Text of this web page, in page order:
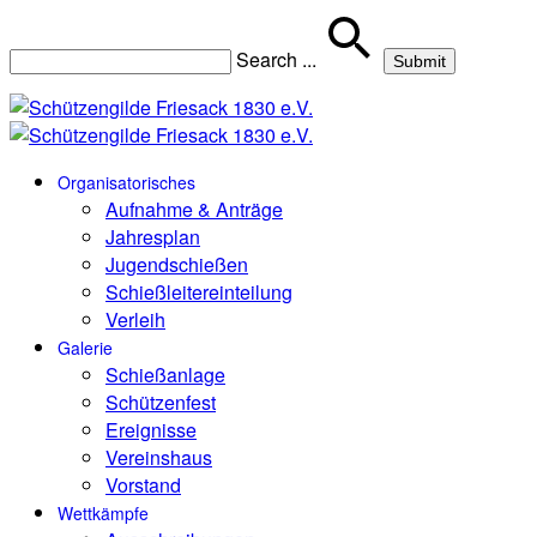
Search ...
Organisatorisches
Aufnahme & Anträge
Jahresplan
Jugendschießen
Schießleitereinteilung
Verleih
Galerie
Schießanlage
Schützenfest
Ereignisse
Vereinshaus
Vorstand
Wettkämpfe